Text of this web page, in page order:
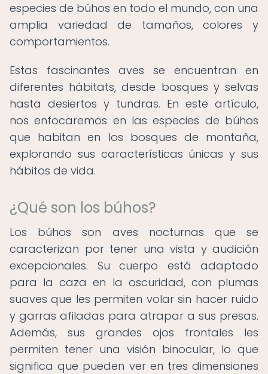
especies de búhos en todo el mundo, con una
amplia variedad de tamaños, colores y
comportamientos.
Estas fascinantes aves se encuentran en
diferentes hábitats, desde bosques y selvas
hasta desiertos y tundras. En este artículo,
nos enfocaremos en las especies de búhos
que habitan en los bosques de montaña,
explorando sus características únicas y sus
hábitos de vida.
¿Qué son los búhos?
Los búhos son aves nocturnas que se
caracterizan por tener una vista y audición
excepcionales. Su cuerpo está adaptado
para la caza en la oscuridad, con plumas
suaves que les permiten volar sin hacer ruido
y garras afiladas para atrapar a sus presas.
Además, sus grandes ojos frontales les
permiten tener una visión binocular, lo que
significa que pueden ver en tres dimensiones